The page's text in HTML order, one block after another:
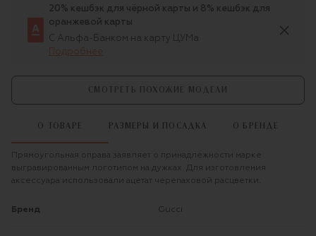
20% кешбэк для чёрной карты и 8% кешбэк для
оранжевой карты
С Альфа-Банком на карту ЦУМа
Подробнее
СМОТРЕТЬ ПОХОЖИЕ МОДЕЛИ
О ТОВАРЕ РАЗМЕРЫ И ПОСАДКА О БРЕНДЕ
Прямоугольная оправа заявляет о принадлежности марке
выгравированным логотипом на дужках. Для изготовления
аксессуара использовали ацетат черепаховой расцветки.
Бренд Gucci